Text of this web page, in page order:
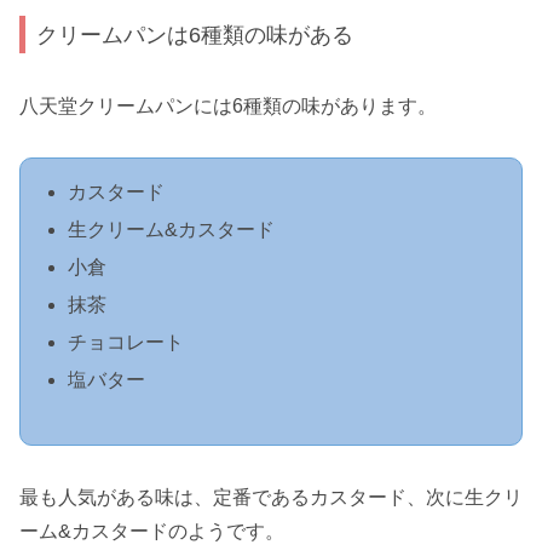
クリームパンは6種類の味がある
八天堂クリームパンには6種類の味があります。
カスタード
生クリーム&カスタード
小倉
抹茶
チョコレート
塩バター
最も人気がある味は、定番であるカスタード、次に生クリ
ーム&カスタードのようです。